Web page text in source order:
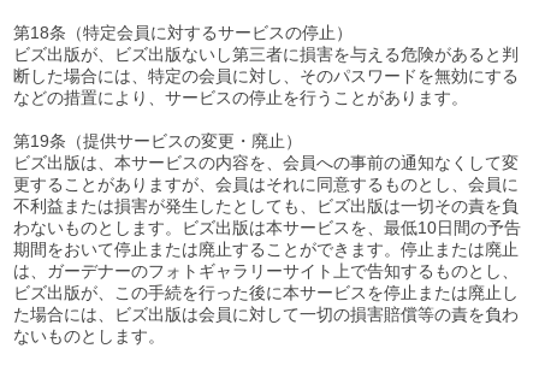
第18条（特定会員に対するサービスの停止）
ビズ出版が、ビズ出版ないし第三者に損害を与える危険があると判
断した場合には、特定の会員に対し、そのパスワードを無効にする
などの措置により、サービスの停止を行うことがあります。
第19条（提供サービスの変更・廃止）
ビズ出版は、本サービスの内容を、会員への事前の通知なくして変
更することがありますが、会員はそれに同意するものとし、会員に
不利益または損害が発生したとしても、ビズ出版は一切その責を負
わないものとします。ビズ出版は本サービスを、最低10日間の予告
期間をおいて停止または廃止することができます。停止または廃止
は、ガーデナーのフォトギャラリーサイト上で告知するものとし、
ビズ出版が、この手続を行った後に本サービスを停止または廃止し
た場合には、ビズ出版は会員に対して一切の損害賠償等の責を負わ
ないものとします。